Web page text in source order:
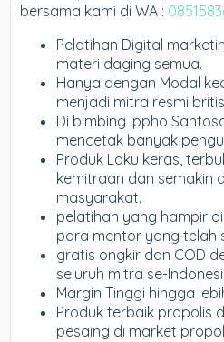
bersama kami di WA :
Pelatihan Digital
materi daging semua.
Hanya dengan Modal
menjadi mitra resmi
Di bimbing Ippho
mencetak banyak
Produk Laku keras,
kemitraan dan semakin
masyarakat.
pelatihan yang hampir
para mentor yang telah
gratis ongkir dan COD
seluruh mitra se-
Margin Tinggi hingga
Produk terbaik propolis
pesaing di market